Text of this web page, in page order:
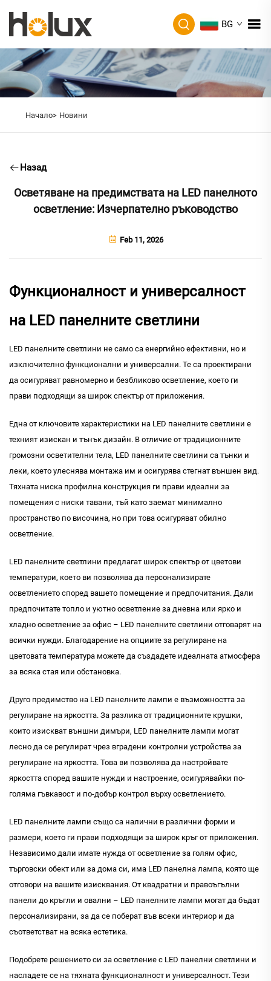
BG
Начало> Новини
Назад
Осветяване на предимствата на LED панелното
осветление: Изчерпателно ръководство
Feb 11, 2026
Функционалност и универсалност
на LED панелните светлини
LED панелните светлини не само са енергийно ефективни, но и
изключително функционални и универсални. Те са проектирани
да осигуряват равномерно и безбликово осветление, което ги
прави подходящи за широк спектър от приложения.
Една от ключовите характеристики на LED панелните светлини е
техният изискан и тънък дизайн. В отличие от традиционните
громозни осветителни тела, LED панелните светлини са тънки и
леки, което улеснява монтажа им и осигурява стегнат външен вид.
Тяхната ниска профилна конструкция ги прави идеални за
помещения с ниски тавани, тъй като заемат минимално
пространство по височина, но при това осигуряват обилно
осветление.
LED панелните светлини предлагат широк спектър от цветови
температури, което ви позволява да персонализирате
осветлението според вашето помещение и предпочитания. Дали
предпочитате топло и уютно осветление за дневна или ярко и
хладно осветление за офис – LED панелните светлини отговарят на
всички нужди. Благодарение на опциите за регулиране на
цветовата температура можете да създадете идеалната атмосфера
за всяка стая или обстановка.
Друго предимство на LED панелните лампи е възможността за
регулиране на яркостта. За разлика от традиционните крушки,
които изискват външни димъри, LED панелните лампи могат
лесно да се регулират чрез вградени контролни устройства за
регулиране на яркостта. Това ви позволява да настройвате
яркостта според вашите нужди и настроение, осигурявайки по-
голяма гъвкавост и по-добър контрол върху осветлението.
LED панелните лампи също са налични в различни форми и
размери, което ги прави подходящи за широк кръг от приложения.
Независимо дали имате нужда от осветление за голям офис,
търговски обект или за дома си, има LED панелна лампа, която ще
отговори на вашите изисквания. От квадратни и правоъгълни
панели до кръгли и овални – LED панелните лампи могат да бъдат
персонализирани, за да се поберат във всеки интериор и да
съответстват на всяка естетика.
Подобрете решението си за осветление с LED панелни светлини и
насладете се на тяхната функционалност и универсалност. Тези